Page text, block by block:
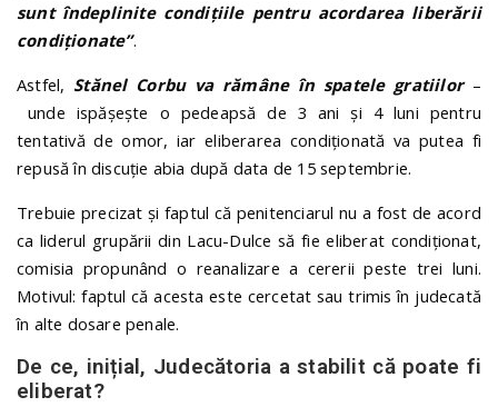
sunt îndeplinite condiţiile pentru acordarea liberării
condiţionate”.
Astfel, Stănel Corbu va rămâne în spatele gratiilor–
unde ispășește o pedeapsă de 3 ani și 4 luni pentru
tentativă de omor, iar eliberarea condiționată va putea fi
repusă în discuție abia după data de 15 septembrie.
Trebuie precizat și faptul că penitenciarul nu a fost de acord
ca liderul grupării din Lacu-Dulce să fie eliberat condiționat,
comisia propunând o reanalizare a cererii peste trei luni.
Motivul: faptul că acesta este cercetat sau trimis în judecată
în alte dosare penale.
De ce, inițial, Judecătoria a stabilit că poate fi
eliberat?